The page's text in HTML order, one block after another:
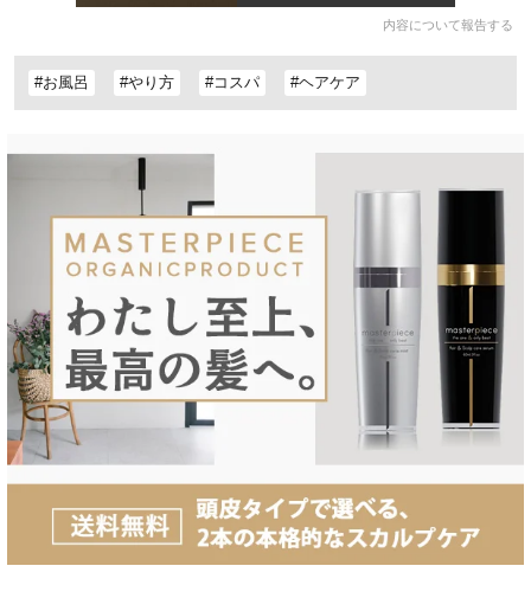
内容について報告する
#お風呂 #やり方 #コスパ #ヘアケア